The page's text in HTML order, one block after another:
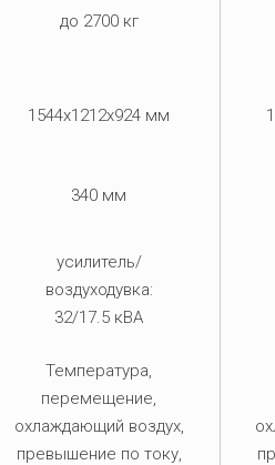
до 2700 кг
1544x1212x924 мм
340 мм
усилитель/
воздуходувка:
32/17.5 кВА
Температура,
перемещение,
охлаждающий воздух,
превышение по току,